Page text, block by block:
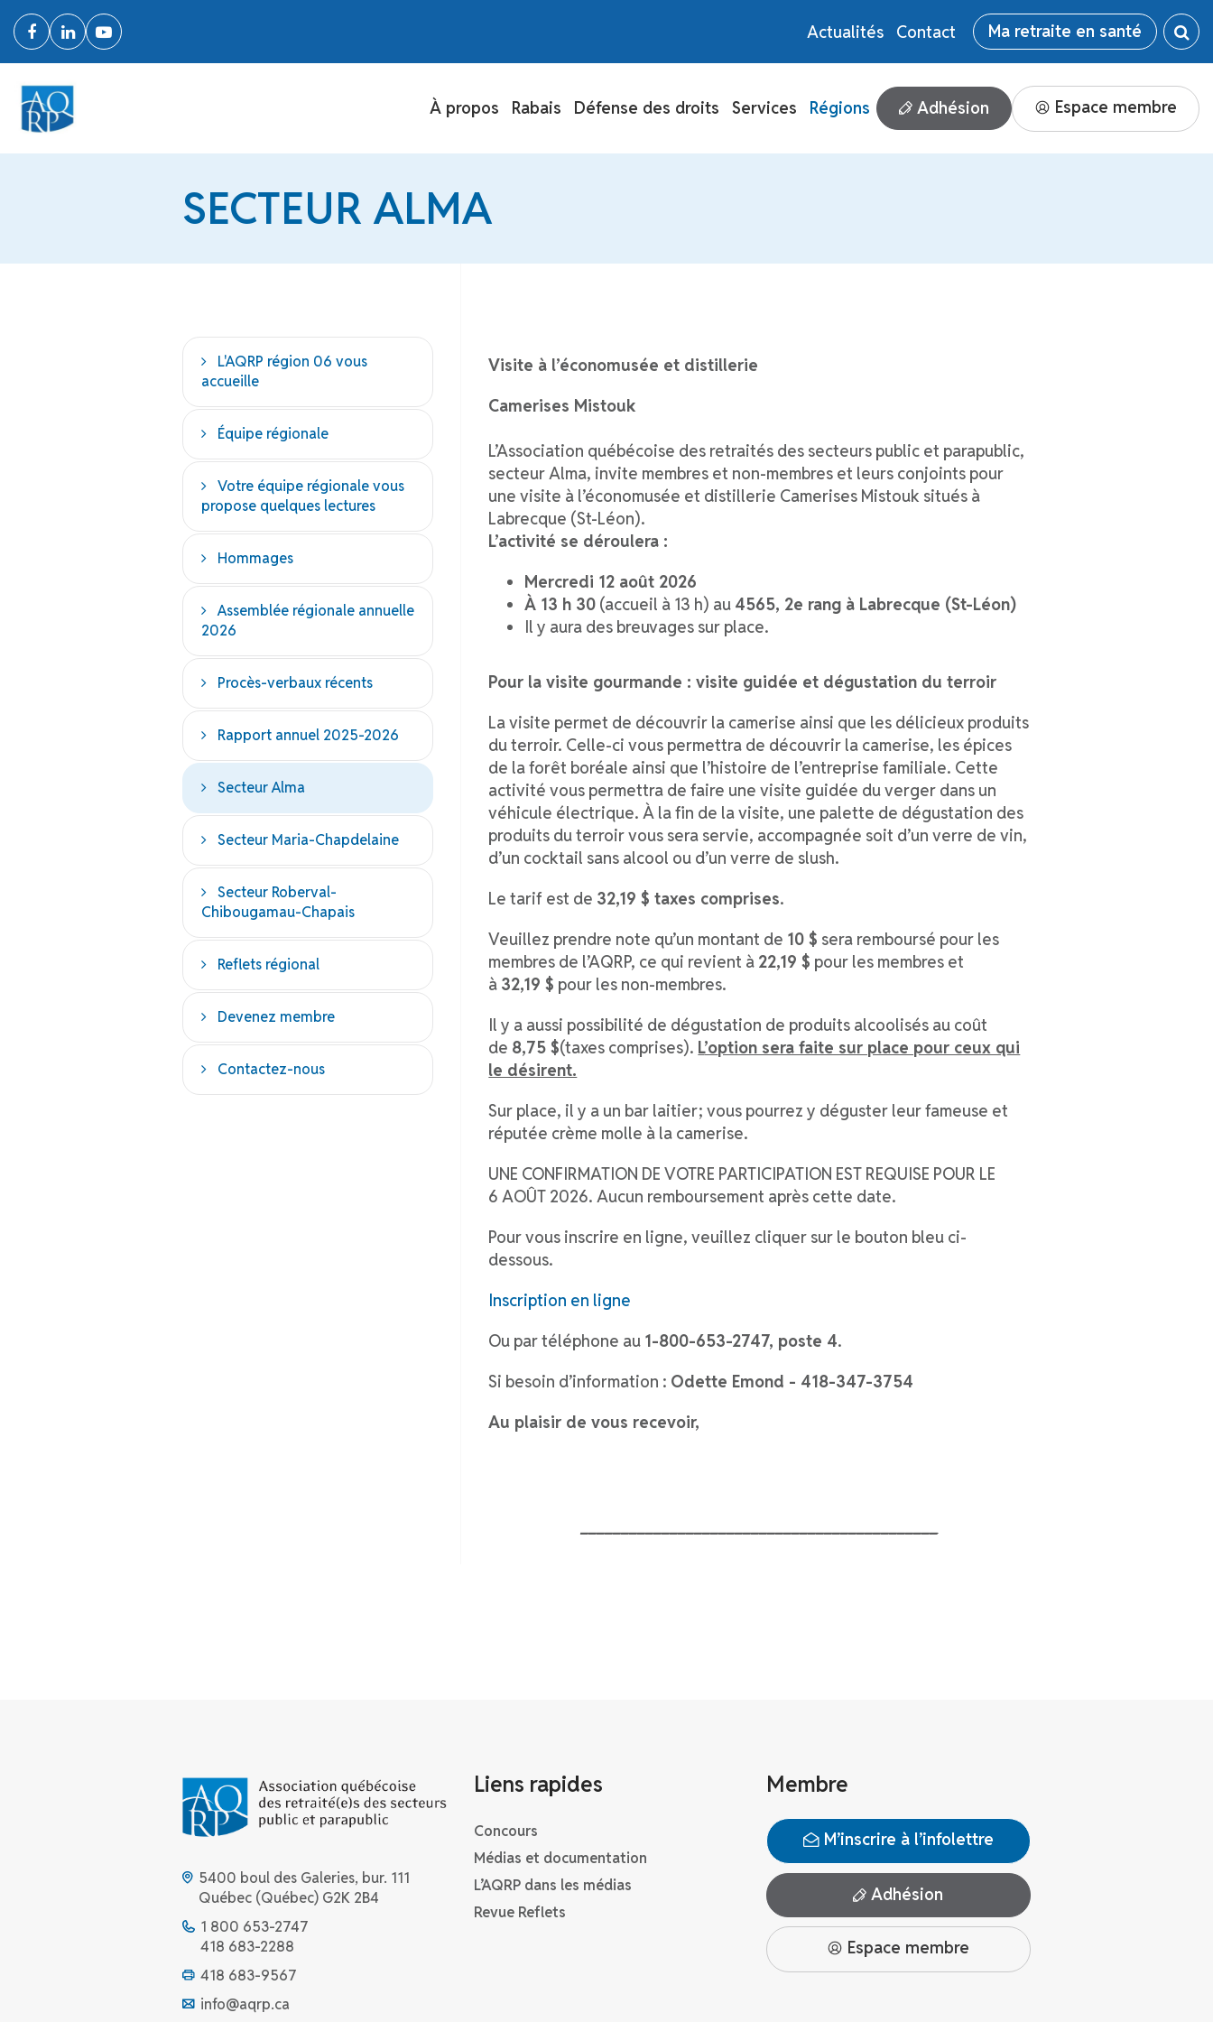
Actualités Contact Ma retraite en santé
À propos Rabais Défense des droits Services Régions Adhésion Espace membre
SECTEUR ALMA
Visite à l’économusée et distillerie
Camerises Mistouk
L’Association québécoise des retraités des secteurs public et parapublic,
secteur Alma, invite membres et non-membres et leurs conjoints pour
une visite à l’économusée et distillerie Camerises Mistouk situés à
Labrecque (St-Léon).
L’activité se déroulera :
Mercredi 12 août 2026
À 13 h 30 (accueil à 13 h) au 4565, 2e rang à Labrecque (St-Léon)
Il y aura des breuvages sur place.
Pour la visite gourmande : visite guidée et dégustation du terroir
La visite permet de découvrir la camerise ainsi que les délicieux produits
du terroir. Celle-ci vous permettra de découvrir la camerise, les épices
de la forêt boréale ainsi que l’histoire de l’entreprise familiale. Cette
activité vous permettra de faire une visite guidée du verger dans un
véhicule électrique. À la fin de la visite, une palette de dégustation des
produits du terroir vous sera servie, accompagnée soit d’un verre de vin,
d’un cocktail sans alcool ou d’un verre de slush.
Le tarif est de 32,19 $ taxes comprises.
Veuillez prendre note qu’un montant de 10 $ sera remboursé pour les
membres de l’AQRP, ce qui revient à 22,19 $ pour les membres et
à 32,19 $ pour les non-membres.
Il y a aussi possibilité de dégustation de produits alcoolisés au coût
de 8,75 $(taxes comprises). L’option sera faite sur place pour ceux qui
le désirent.
Sur place, il y a un bar laitier ; vous pourrez y déguster leur fameuse et
réputée crème molle à la camerise.
UNE CONFIRMATION DE VOTRE PARTICIPATION EST REQUISE POUR LE
6 AOÛT 2026. Aucun remboursement après cette date.
Pour vous inscrire en ligne, veuillez cliquer sur le bouton bleu ci-
dessous.
Inscription en ligne
Ou par téléphone au 1-800-653-2747, poste 4.
Si besoin d’information : Odette Emond - 418-347-3754
Au plaisir de vous recevoir,
L'AQRP région 06 vous
accueille
Équipe régionale
Votre équipe régionale vous
propose quelques lectures
Hommages
Assemblée régionale annuelle
2026
Procès-verbaux récents
Rapport annuel 2025-2026
Secteur Alma
Secteur Maria-Chapdelaine
Secteur Roberval-
Chibougamau-Chapais
Reflets régional
Devenez membre
Contactez-nous
5400 boul des Galeries, bur. 111
Québec (Québec) G2K 2B4
1 800 653-2747
418 683-2288
418 683-9567
info@aqrp.ca
Liens rapides
Concours
Médias et documentation
L’AQRP dans les médias
Revue Reflets
Membre
M’inscrire à l’infolettre
Adhésion
Espace membre